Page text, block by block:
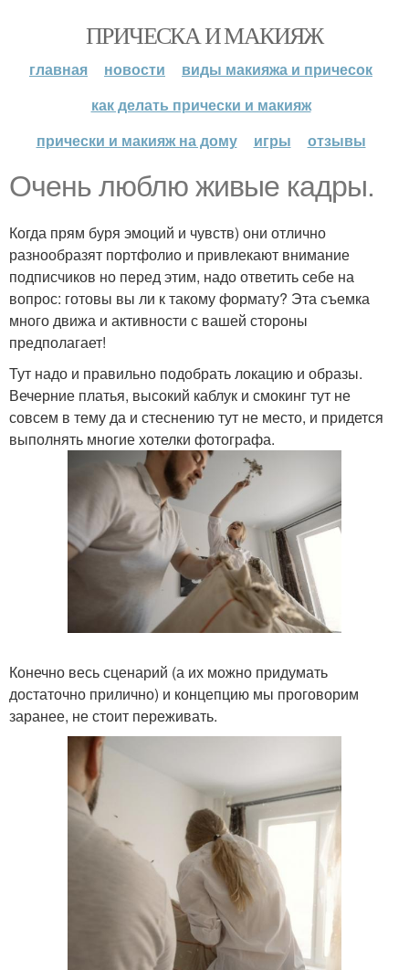
ПРИЧЕСКА И МАКИЯЖ
главная новости
виды макияжа и причесок
как делать прически и макияж
прически и макияж на дому
игры отзывы
Очень люблю живые кадры.
Когда прям буря эмоций и чувств) они отлично
разнообразят портфолио и привлекают внимание
подписчиков но перед этим, надо ответить себе на
вопрос: готовы вы ли к такому формату? Эта съемка
много движа и активности с вашей стороны
предполагает!
Тут надо и правильно подобрать локацию и образы.
Вечерние платья, высокий каблук и смокинг тут не
совсем в тему да и стеснению тут не место, и придется
выполнять многие хотелки фотографа.
Конечно весь сценарий (а их можно придумать
достаточно прилично) и концепцию мы проговорим
заранее, не стоит переживать.